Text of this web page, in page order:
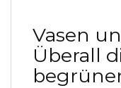
Vasen
Überall